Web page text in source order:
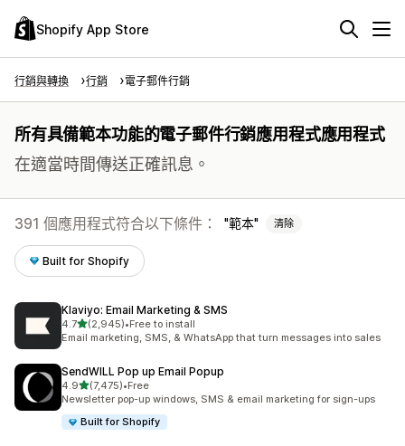
Shopify App Store
行銷與轉換 行銷 電子郵件行銷
所有具備範本功能的電子郵件行銷應用程式應用程式
在適當時間傳送正確訊息。
391 個應用程式符合以下條件： 範本 清除
Built for Shopify
Klaviyo: Email Marketing & SMS
4.7滿分 5 顆星
(2,945)
共有 2945 則評價
•Free to install
Email marketing, SMS, & WhatsApp that turn messages into sales
SendWILL Pop up Email Popup
4.9滿分 5 顆星
(7,475)
共有 7475 則評價
•Free
Newsletter pop-up windows, SMS & email marketing for sign-ups
Built for Shopify